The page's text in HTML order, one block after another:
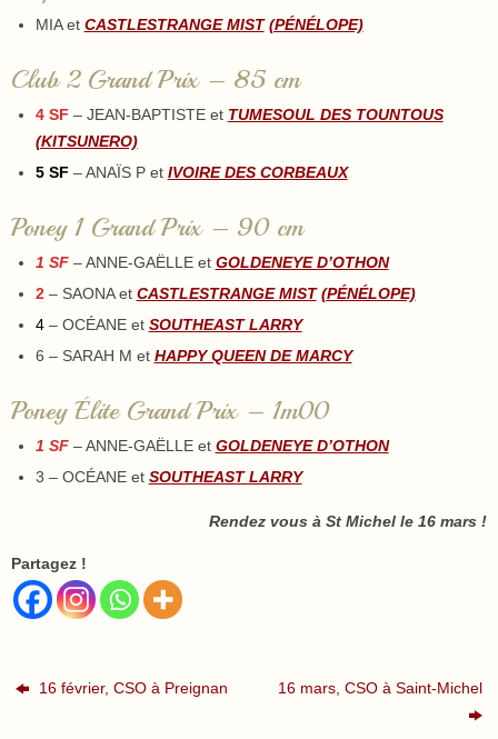
MIA et CASTLESTRANGE MIST (PÉNÉLOPE)
Club 2 Grand Prix – 85 cm
4 SF – JEAN-BAPTISTE et TUMESOUL DES TOUNTOUS
(KITSUNERO)
5 SF – ANAÏS P et IVOIRE DES CORBEAUX
Poney 1 Grand Prix – 90 cm
1 SF– ANNE-GAËLLE et GOLDENEYE D’OTHON
2 – SAONA et CASTLESTRANGE MIST (PÉNÉLOPE)
4– OCÉANE et SOUTHEAST LARRY
6 – SARAH M et HAPPY QUEEN DE MARCY
Poney Élite Grand Prix – 1m00
1 SF– ANNE-GAËLLE et GOLDENEYE D’OTHON
3 – OCÉANE et SOUTHEAST LARRY
Rendez vous à St Michel le 16 mars !
Partagez !
16 février, CSO à Preignan 16 mars, CSO à Saint-Michel